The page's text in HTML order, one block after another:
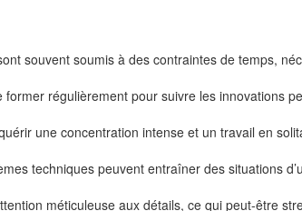
souvent soumis à des contraintes de temps,
former régulièrement pour suivre les innovations
une concentration intense et un travail en
techniques peuvent entraîner des situations
méticuleuse aux détails, ce qui peut-être